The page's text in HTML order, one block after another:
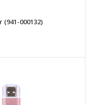
000132)